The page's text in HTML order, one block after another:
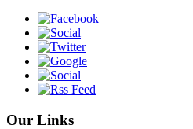
Our Links